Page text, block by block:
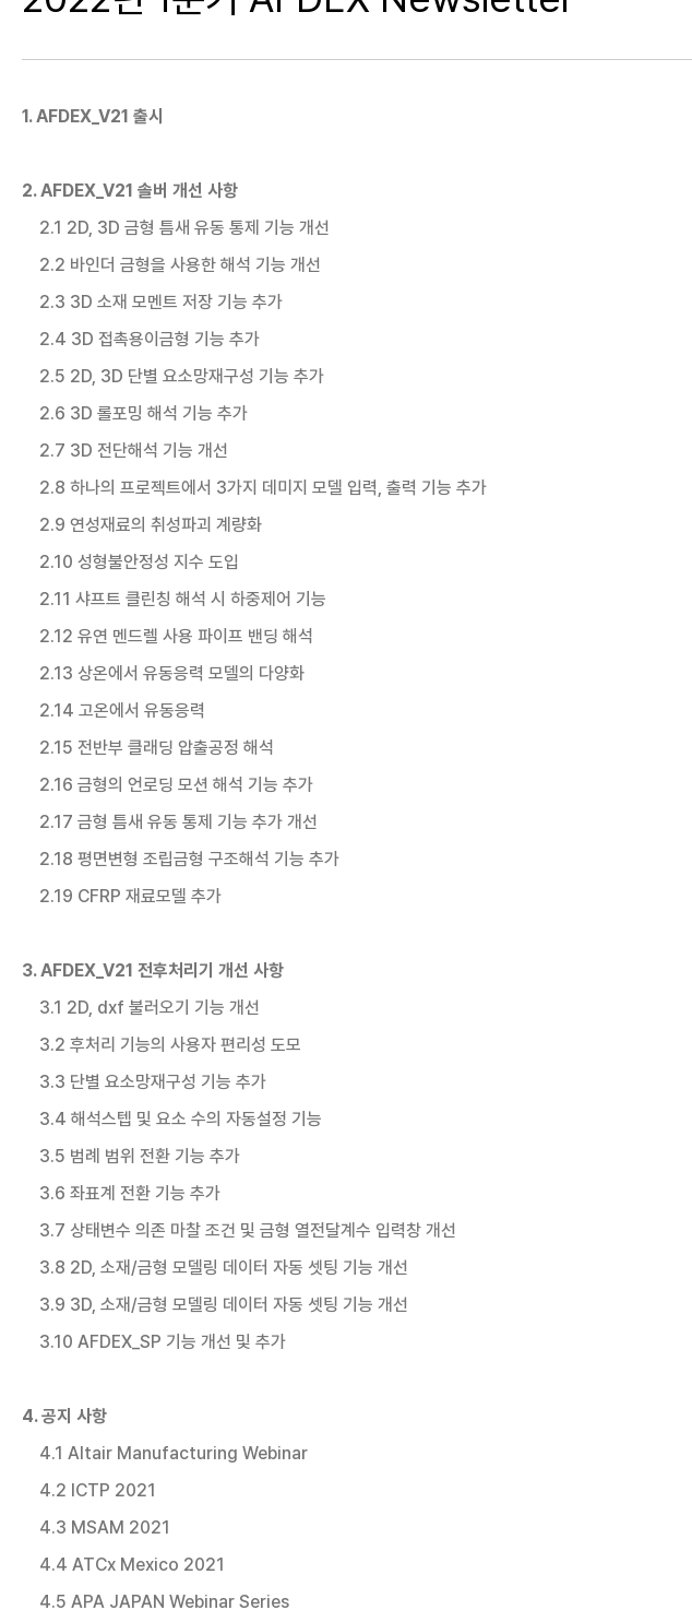
1. AFDEX_V21 출시
2. AFDEX_V21 솔버 개선 사항
2.1 2D, 3D 금형 틈새 유동 통제 기능 개선
2.2 바인더 금형을 사용한 해석 기능 개선
2.3 3D 소재 모멘트 저장 기능 추가
2.4 3D 접촉용이금형 기능 추가
2.5 2D, 3D 단별 요소망재구성 기능 추가
2.6 3D 롤포밍 해석 기능 추가
2.7 3D 전단해석 기능 개선
2.8 하나의 프로젝트에서 3가지 데미지 모델 입력, 출력 기능 추가
2.9 연성재료의 취성파괴 계량화
2.10 성형불안정성 지수 도입
2.11 샤프트 클린칭 해석 시 하중제어 기능
2.12 유연 멘드렐 사용 파이프 밴딩 해석
2.13 상온에서 유동응력 모델의 다양화
2.14 고온에서 유동응력
2.15 전반부 클래딩 압출공정 해석
2.16 금형의 언로딩 모션 해석 기능 추가
2.17 금형 틈새 유동 통제 기능 추가 개선
2.18 평면변형 조립금형 구조해석 기능 추가
2.19 CFRP 재료모델 추가
3. AFDEX_V21 전후처리기 개선 사항
3.1 2D, dxf 불러오기 기능 개선
3.2 후처리 기능의 사용자 편리성 도모
3.3 단별 요소망재구성 기능 추가
3.4 해석스텝 및 요소 수의 자동설정 기능
3.5 범례 범위 전환 기능 추가
3.6 좌표계 전환 기능 추가
3.7 상태변수 의존 마찰 조건 및 금형 열전달계수 입력창 개선
3.8 2D, 소재/금형 모델링 데이터 자동 셋팅 기능 개선
3.9 3D, 소재/금형 모델링 데이터 자동 셋팅 기능 개선
3.10 AFDEX_SP 기능 개선 및 추가
4. 공지 사항
4.1 Altair Manufacturing Webinar
4.2 ICTP 2021
4.3 MSAM 2021
4.4 ATCx Mexico 2021
4.5 APA JAPAN Webinar Series